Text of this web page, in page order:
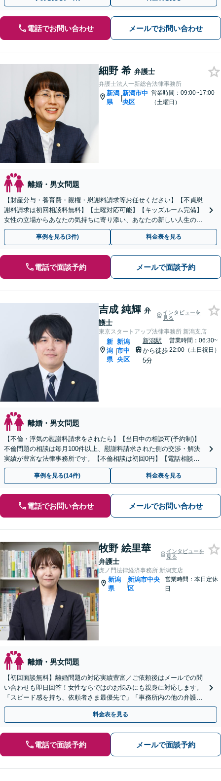
電話でお問い合わせ メールでお問い合わせ
細野 希 弁護士
弁護士法人一新総合法律事務所
新潟
県
|
新潟市中
央区
営業時間：09:00~17:00
（土曜日）
離婚・男女問題
【財産分与・養育費・親権・慰謝料請求等お任せください】【不貞慰
謝料請求は初回相談料無料】【土曜対応可能】【キッズルーム完備】
女性の立場からあなたの気持ちに寄り添い、あなたの新しい人生のス
タートを全力でサポートいたします！
事例を見る(3件) 料金表を見る
電話で面談予約 メールで面談予約
吉成 純輝 弁
護士
インタビューを
見る
東京スタートアップ法律事務所 新潟支店
新
潟
県
|
新潟
市中
央区
新潟駅
から徒歩
5分
営業時間：06:30~
22:00（土日祝日）
離婚・男女問題
【不倫・浮気の慰謝料請求をされたら】【当日中の相談可(予約制)】
不倫問題の相談は毎月100件以上、慰謝料請求された側の交渉・解決
実績が豊富な法律事務所です。【不倫相談は初回0円】【電話相談で
ご契約まで対応可/来所不要】
事例を見る(14件) 料金表を見る
電話でお問い合わせ メールでお問い合わせ
牧野 絵里華
弁護士
インタビューを
見る
虎ノ門法律経済事務所 新潟支店
新潟
県
|
新潟市中央
区
営業時間：本日定休
日
離婚・男女問題
【初回面談無料】離婚問題の対応実績豊富／ご依頼後はメールでの問
い合わせも即日回答！女性ならではのお悩みにも親身に対応します。
「スピード感を持ち、依頼者さま最優先で」「事務所内の他の弁護士
と連携」【WEB面談対応】
料金表を見る
電話で面談予約 メールで面談予約